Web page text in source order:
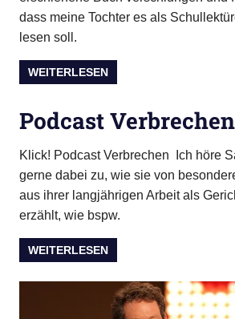
dass meine Tochter es als
lesen soll.
WEITERLESEN
Podcast
Klick! Podcast Verbrechen Ich höre
gerne dabei zu, wie sie von
aus ihrer langjährigen Arbeit als
erzählt, wie bspw.
WEITERLESEN